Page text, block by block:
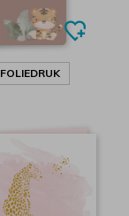
FOLIEDRUK